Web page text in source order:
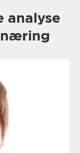
analyse